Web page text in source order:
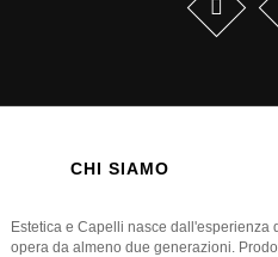
CHI SIAMO
Estetica e Capelli nasce
opera da almeno due generazioni.